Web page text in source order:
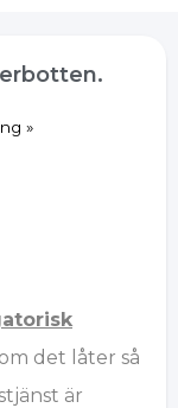
»
det låter så
är